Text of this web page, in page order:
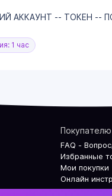
АККАУНТ -- ТОКЕН --
1 час
Покупателю
FAQ -
Избранные
Мои покупки
Онлайн